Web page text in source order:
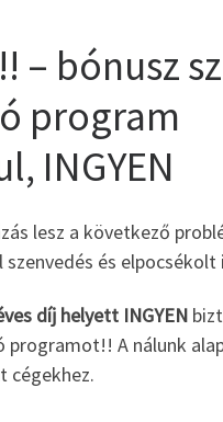
– bónusz
program
INGYEN
lesz a következő
szenvedés és elpocsékolt
díj helyett INGYEN
programot!! A nálunk
cégekhez.